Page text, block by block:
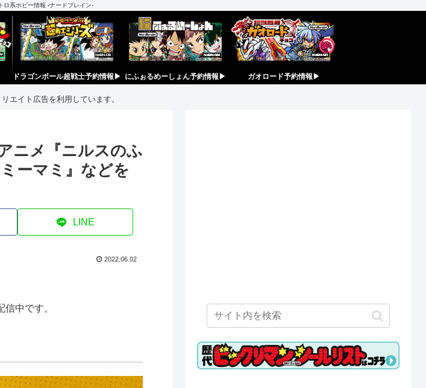
ロ系ホビー情報 -ナードブレイン-
ドラゴンボール超戦士予約情報▶︎ にふぉるめーしょん予約情報▶︎ ガオロード予約情報▶︎
エイト広告を利用しています。
ニメ『ニルスのふ
ーマミ』などを
LINE
2022.06.02
中です。